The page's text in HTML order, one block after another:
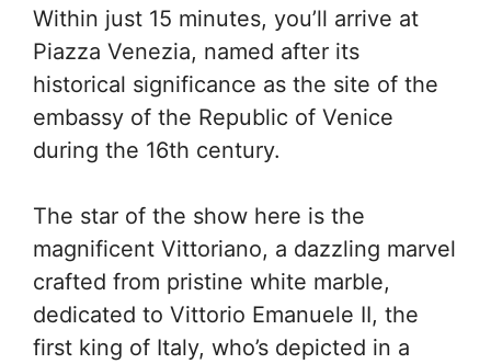
Within just 15 minutes, you’ll arrive at
Piazza Venezia, named after its
historical significance as the site of the
embassy of the Republic of Venice
during the 16th century.
The star of the show here is the
magnificent Vittoriano, a dazzling marvel
crafted from pristine white marble,
dedicated to Vittorio Emanuele II, the
first king of Italy, who’s depicted in a